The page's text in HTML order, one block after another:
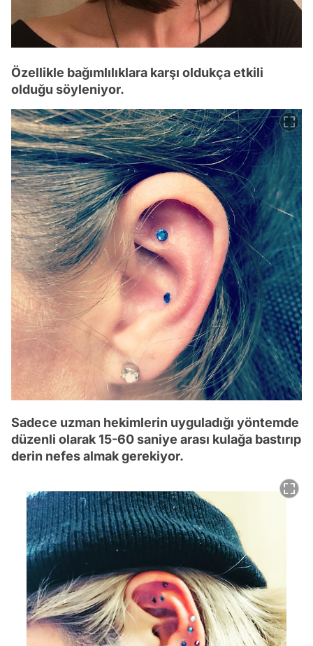
Özellikle bağımlılıklara karşı oldukça etkili
olduğu söyleniyor.
Sadece uzman hekimlerin uyguladığı yöntemde
düzenli olarak 15-60 saniye arası kulağa bastırıp
derin nefes almak gerekiyor.